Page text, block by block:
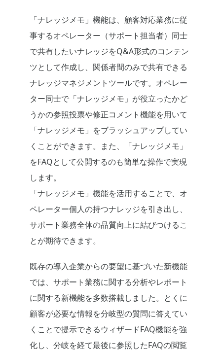
「ナレッジメモ」機能は、顧客対応業務に従
事するオペレーター（サポート担当者）同士
で共有したいナレッジをQ&A形式のコンテン
ツとして作成し、関係者間のみで共有できる
ナレッジマネジメントツールです。オペレー
ター同士で「ナレッジメモ」が役立ったかど
うかの参照投票や修正コメント機能を用いて
「ナレッジメモ」をブラッシュアップしてい
くことができます。また、「ナレッジメモ」
をFAQとして公開するのも簡単な操作で実現
します。
「ナレッジメモ」機能を活用することで、オ
ペレーター個人の持つナレッジを引き出し、
サポート業務全体の品質向上に結びつけるこ
とが期待できます。
既存の導入企業からの要望に基づいた新機能
では、サポート業務に関する分析やレポート
に関する新機能を多数搭載しました。とくに
顧客が必要な情報を分岐型の質問に答えてい
くことで提示できるウィザードFAQ機能を強
化し、分岐を経て最後に参照したFAQの閲覧